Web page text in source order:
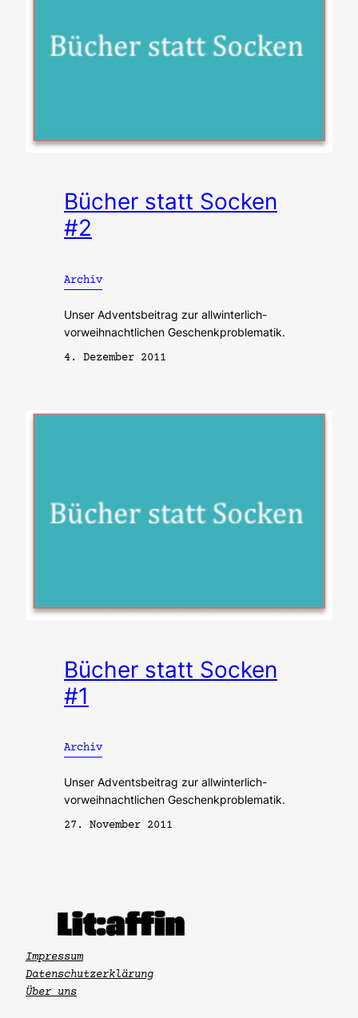
Bücher statt Socken
#2
Archiv
Unser Adventsbeitrag zur allwinterlich-
vorweihnachtlichen Geschenkproblematik.
4. Dezember 2011
Bücher statt Socken
#1
Archiv
Unser Adventsbeitrag zur allwinterlich-
vorweihnachtlichen Geschenkproblematik.
27. November 2011
Impressum
Datenschutzerklärung
Über uns